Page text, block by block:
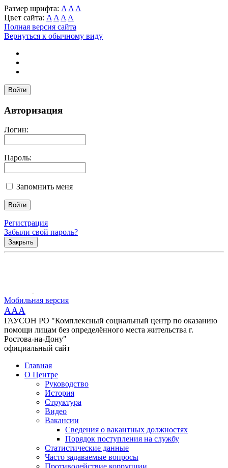
Размер шрифта: A A A
Цвет сайта: A A A A
Полная версия сайта
Вернуться к обычному виду
Войти
Авторизация
Логин:
Пароль:
Запомнить меня
Регистрация
Забыли свой пароль?
Закрыть
Мобильная версия
AAA
ГАУСОН РО "Комплексный социальный центр по оказанию
помощи лицам без определённого места жительства г.
Ростова-на-Дону"
официальный сайт
Главная
О Центре
Руководство
История
Структура
Видео
Вакансии
Сведения о вакантных должностях
Порядок поступления на службу
Статистические данные
Часто задаваемые вопросы